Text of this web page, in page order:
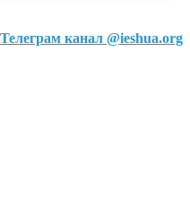
Телеграм канал @ieshua.org